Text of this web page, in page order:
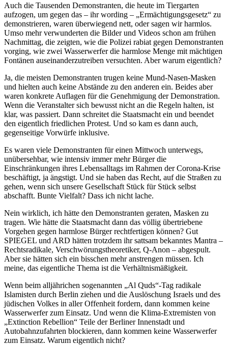
Auch die Tausenden Demonstranten, die heute im Tiergarten
aufzogen, um gegen das – ihr wording – „Ermächtigungsgesetz“ zu
demonstrieren, waren überwiegend nett, oder sagen wir harmlos.
Umso mehr verwunderten die Bilder und Videos schon am frühen
Nachmittag, die zeigten, wie die Polizei rabiat gegen Demonstranten
vorging, wie zwei Wasserwerfer die harmlose Menge mit mächtigen
Fontänen auseinanderzutreiben versuchten. Aber warum eigentlich?
Ja, die meisten Demonstranten trugen keine Mund-Nasen-Masken
und hielten auch keine Abstände zu den anderen ein. Beides aber
waren konkrete Auflagen für die Genehmigung der Demonstration.
Wenn die Veranstalter sich bewusst nicht an die Regeln halten, ist
klar, was passiert. Dann schreitet die Staatsmacht ein und beendet
den eigentlich friedlichen Protest. Und so kam es dann auch,
gegenseitige Vorwürfe inklusive.
Es waren viele Demonstranten für einen Mittwoch unterwegs,
unübersehbar, wie intensiv immer mehr Bürger die
Einschränkungen ihres Lebensalltags im Rahmen der Corona-Krise
beschäftigt, ja ängstigt. Und sie haben das Recht, auf die Straßen zu
gehen, wenn sich unsere Gesellschaft Stück für Stück selbst
abschafft. Bunte Vielfalt? Dass ich nicht lache.
Nein wirklich, ich hätte den Demonstranten geraten, Masken zu
tragen. Wie hätte die Staatsmacht dann das völlig übertriebene
Vorgehen gegen harmlose Bürger rechtfertigen können? Gut
SPIEGEL und ARD hätten trotzdem ihr sattsam bekanntes Mantra –
Rechtsradikale, Verschwörungstheoretiker, Q-Anon – abgespult.
Aber sie hätten sich ein bisschen mehr anstrengen müssen. Ich
meine, das eigentliche Thema ist die Verhältnismäßigkeit.
Wenn beim alljährichen sogenannten „Al Quds“-Tag radikale
Islamisten durch Berlin ziehen und die Auslöschung Israels und des
jüdischen Volkes in aller Offenheit fordern, dann kommen keine
Wasserwerfer zum Einsatz. Und wenn die Klima-Extremisten von
„Extinction Rebellion“ Teile der Berliner Innenstadt und
Autobahnzufahrten blockieren, dann kommen keine Wasserwerfer
zum Einsatz. Warum eigentlich nicht?